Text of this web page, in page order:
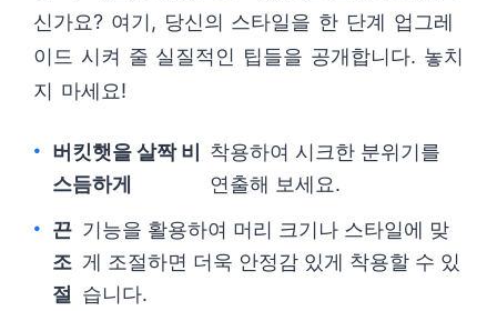
신가요? 여기, 당신의 스타일을 한 단계 업그레
이드 시켜 줄 실질적인 팁들을 공개합니다. 놓치
지 마세요!
버킷햇을 살짝 비
스듬하게
착용하여 시크한 분위기를
연출해 보세요.
끈
조
절
기능을 활용하여 머리 크기나 스타일에 맞
게 조절하면 더욱 안정감 있게 착용할 수 있
습니다.